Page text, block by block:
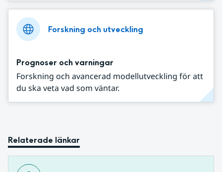
Forskning och utveckling
Prognoser och varningar
Forskning och avancerad modellutveckling för att
du ska veta vad som väntar.
Relaterade länkar